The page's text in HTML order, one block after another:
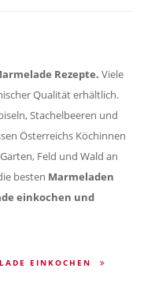
Rezepte. Viele
Qualität erhältlich.
Stachelbeeren und
Österreichs Köchinnen
Feld und Wald an
besten Marmeladen
einkochen und
EINKOCHEN